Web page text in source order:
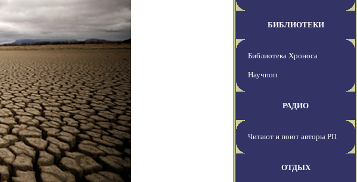
БИБЛИОТЕКИ
Библиотека Хроноса
Научпоп
РАДИО
Читают и поют авторы РП
ОТДЫХ